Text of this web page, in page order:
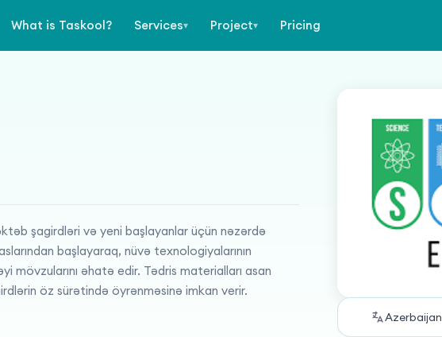
What is Taskool? Services▾ Project▾ Pricing
şagirdləri və yeni başlayanlar üçün nəzərdə
başlayaraq, nüvə texnologiyalarının
mövzularını əhatə edir. Tədris materialları asan
öz sürətində öyrənməsinə imkan verir.
Azerbaijan